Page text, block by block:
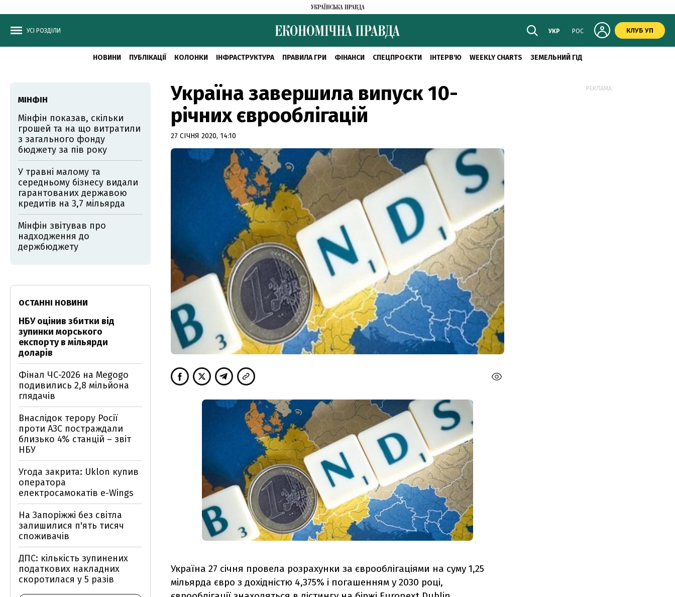
УСІ РОЗДІЛИ УКР РОС КЛУБ УП
НОВИНИ ПУБЛІКАЦІЇ КОЛОНКИ ІНФРАСТРУКТУРА ПРАВИЛА ГРИ ФІНАНСИ СПЕЦПРОЄКТИ ІНТЕРВ'Ю WEEKLY CHARTS ЗЕМЕЛЬНИЙ ГІД
Україна завершила випуск 10-
річних єврооблігацій
27 СІЧНЯ 2020, 14:10
Україна 27 січня провела розрахунки за єврооблігаціями на суму 1,25
мільярда євро з дохідністю 4,375% і погашенням у 2030 році,
МІНФІН
Мінфін показав, скільки
грошей та на що витратили
з загального фонду
бюджету за пів року
У травні малому та
середньому бізнесу видали
гарантованих державою
кредитів на 3,7 мільярда
Мінфін звітував про
надходження до
держбюджету
ОСТАННІ НОВИНИ
НБУ оцінив збитки від
зупинки морського
експорту в мільярди
доларів
Фінал ЧС-2026 на Megogo
подивились 2,8 мільйона
глядачів
Внаслідок терору Росії
проти АЗС постраждали
близько 4% станцій – звіт
НБУ
Угода закрита: Uklon купив
оператора
електросамокатів e-Wings
На Запоріжжі без світла
залишилися п'ять тисяч
споживачів
ДПС: кількість зупинених
податкових накладних
скоротилася у 5 разів
РЕКЛАМА: